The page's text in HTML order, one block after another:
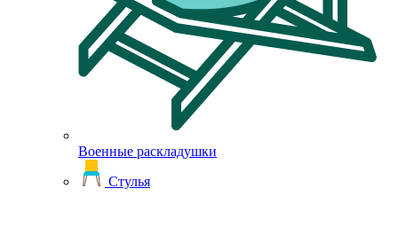
Военные раскладушки
Стулья